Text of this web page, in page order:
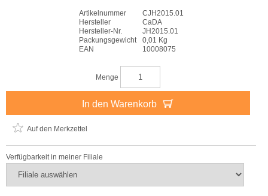
Artikelnummer
CJH2015.01
Hersteller
CaDA
Hersteller-Nr.
JH2015.01
Packungsgewicht
0,01 Kg
EAN
10008075
Menge
In den Warenkorb
Auf den Merkzettel
Verfügbarkeit in meiner Filiale